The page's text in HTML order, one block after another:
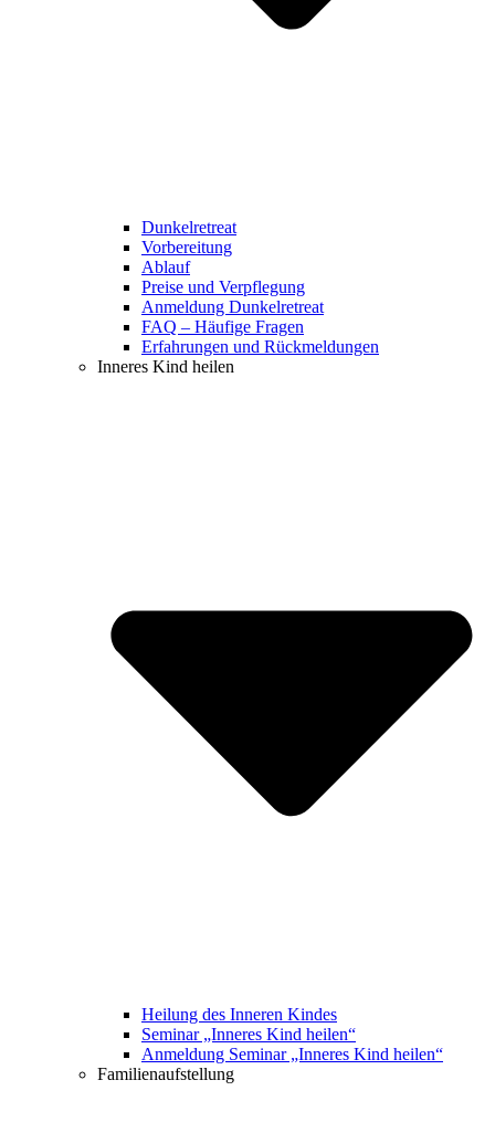
Dunkelretreat
Vorbereitung
Ablauf
Preise und Verpflegung
Anmeldung Dunkelretreat
FAQ – Häufige Fragen
Erfahrungen und Rückmeldungen
Inneres Kind heilen
Heilung des Inneren Kindes
Seminar „Inneres Kind heilen“
Anmeldung Seminar „Inneres Kind heilen“
Familienaufstellung